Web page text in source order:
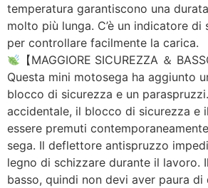
temperatura garantiscono una
molto più lunga. C’è un indicatore
per controllare facilmente la carica.
【MAGGIORE SICUREZZA ＆
Questa mini motosega ha aggiunto
blocco di sicurezza e un
accidentale, il blocco di sicurezza e
essere premuti
sega. Il deflettore antispruzzo
legno di schizzare durante il lavoro.
basso, quindi non devi aver paura